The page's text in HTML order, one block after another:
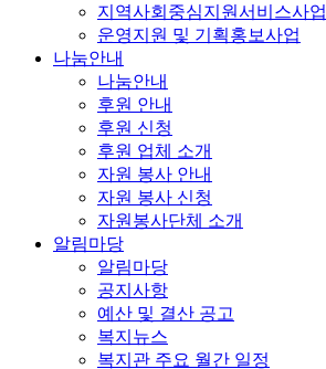
지역사회중심지원서비스사업
운영지원 및 기획홍보사업
나눔안내
나눔안내
후원 안내
후원 신청
후원 업체 소개
자원 봉사 안내
자원 봉사 신청
자원봉사단체 소개
알림마당
알림마당
공지사항
예산 및 결산 공고
복지뉴스
복지관 주요 월간 일정